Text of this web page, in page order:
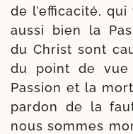
de l’ef­fi­ca­ci­té,
aus­si bien la
du Christ sont
du point de vue
Passion et la
par­don de la
nous sommes